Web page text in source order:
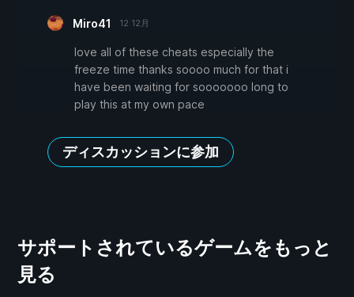
Miro41 12 12月
love all of these cheats especially the
freeze time thanks soooo much for that i
have been waiting for sooooooo long to
play this at my own pace
ディスカッションに参加
サポートされているゲームをもっと
見る